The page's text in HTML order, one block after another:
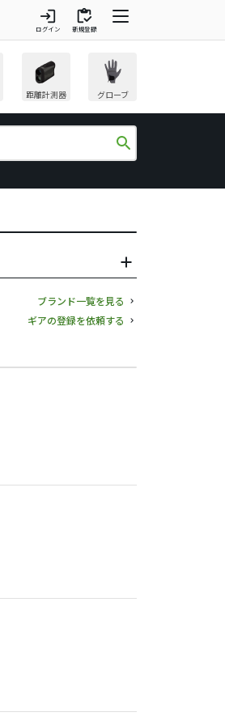
login
ログイン
inventory
新規登録
距離計測器 グローブ
search
ブランド一覧を見る
ギアの登録を依頼する